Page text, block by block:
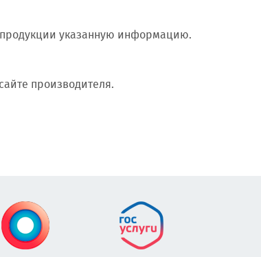
указанную информацию.
производителя.